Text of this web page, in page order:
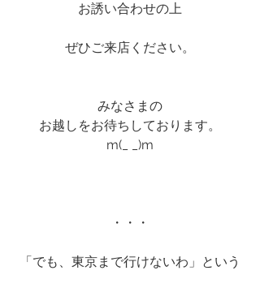
お誘い合わせの上
ぜひご来店ください。
みなさまの
お越しをお待ちしております。
m(_ _)m
・・・
「でも、東京まで行けないわ」という